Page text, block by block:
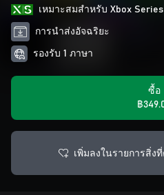
เหมาะสมสําหรับ Xbox Series
การนำส่งอัจฉริยะ
รองรับ 1 ภาษา
ซื้อ
฿
เพิ่มลงในรายการสิ่ง